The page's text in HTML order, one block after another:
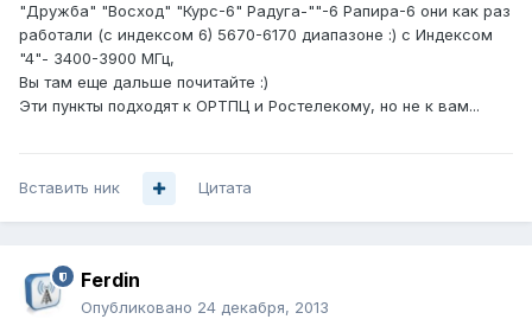
"Дружба" "Восход" "Курс-6" Радуга-""-6 Рапира-6 они как раз
работали (с индексом 6) 5670-6170 диапазоне :) с Индексом
"4"- 3400-3900 МГц,
Вы там еще дальше почитайте :)
Эти пункты подходят к ОРТПЦ и Ростелекому, но не к вам...
Вставить ник Цитата
Ferdin
Опубликовано 24 декабря, 2013